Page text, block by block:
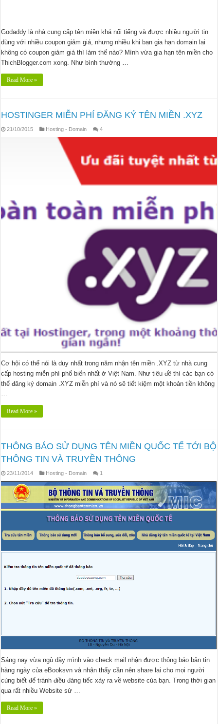
Godaddy là nhà cung cấp tên miền khá nổi tiếng và được nhiều người tin
dùng với nhiều coupon giảm giá, nhưng nhiều khi bạn gia hạn domain lại
không có coupon giảm giá thì làm thế nào? Mình vừa gia hạn tên miền cho
ThichBlogger.com xong. Như bình thường …
Read More »
HOSTINGER MIỄN PHÍ ĐĂNG KÝ TÊN MIỀN .XYZ
21/10/2015 Hosting - Domain 4
Cơ hội có thể nói là duy nhất trong năm nhận tên miền .XYZ từ nhà cung
cấp hosting miễn phí phổ biến nhất ở Việt Nam. Như tiêu đề thì các bạn có
thể đăng ký domain .XYZ miễn phí và nó sẽ tiết kiệm một khoản tiền không
Read More »
THÔNG BÁO SỬ DỤNG TÊN MIỀN QUỐC TẾ TỚI BỘ
THÔNG TIN VÀ TRUYỀN THÔNG
23/11/2014 Hosting - Domain 1
Sáng nay vừa ngủ dậy mình vào check mail nhận được thông báo bản tin
hàng ngày của eBooksvn và nhận thấy cần nên share lại cho mọi người
cùng biết để tránh điều đáng tiếc xảy ra về website của bạn. Trong thời gian
qua rất nhiều Website sử …
Read More »